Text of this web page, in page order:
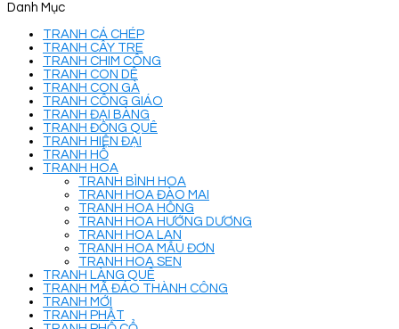
Danh Mục
TRANH CÁ CHÉP
TRANH CÂY TRE
TRANH CHIM CÔNG
TRANH CON DÊ
TRANH CON GÀ
TRANH CÔNG GIÁO
TRANH ĐẠI BÀNG
TRANH ĐỒNG QUÊ
TRANH HIỆN ĐẠI
TRANH HỔ
TRANH HOA
TRANH BÌNH HOA
TRANH HOA ĐÀO MAI
TRANH HOA HỒNG
TRANH HOA HƯỚNG DƯƠNG
TRANH HOA LAN
TRANH HOA MẪU ĐƠN
TRANH HOA SEN
TRANH LÀNG QUÊ
TRANH MÃ ĐÁO THÀNH CÔNG
TRANH MỚI
TRANH PHẬT